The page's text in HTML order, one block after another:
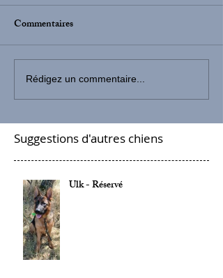
Commentaires
Rédigez un commentaire...
Suggestions d'autres chiens
Ulk - Réservé